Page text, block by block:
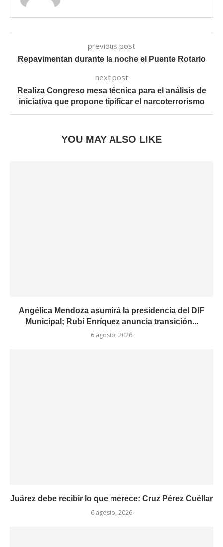
previous post
Repavimentan durante la noche el Puente Rotario
next post
Realiza Congreso mesa técnica para el análisis de
iniciativa que propone tipificar el narcoterrorismo
YOU MAY ALSO LIKE
Angélica Mendoza asumirá la presidencia del DIF
Municipal; Rubí Enríquez anuncia transición...
6 agosto, 2026
Juárez debe recibir lo que merece: Cruz Pérez Cuéllar
6 agosto, 2026